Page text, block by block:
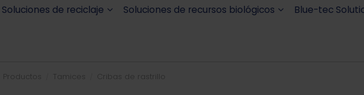
Soluciones de reciclaje Soluciones de recursos biológicos Blue-tec
Productos Tamices Cribas de rastrillo